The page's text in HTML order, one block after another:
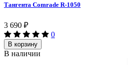
Тангента Comrade R-1050
3 690 ₽
0
В корзину
В наличии